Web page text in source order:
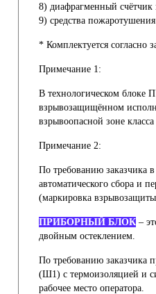
8) диафрагменный счётчик
9) средства
* Комплектуется согласно
Примечание 1:
В технологическом блоке
взрывозащищённом
взрывоопасной зоне
Примечание 2:
По требованию заказчика
автоматического сбора и
(маркировка
ПРИБОРНЫЙ БЛОК–
двойным остеклением.
По требованию заказчика
(Ш1) с термоизоляцией и
рабочее место оператора.